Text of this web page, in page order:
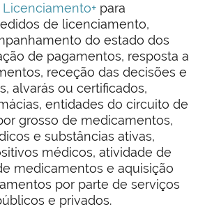
Licenciamento+ para
de licenciamento,
do estado dos
de pagamentos, resposta a
receção das decisões e
alvarás ou certificados,
entidades do circuito de
grosso de medicamentos,
e substâncias ativas,
médicos, atividade de
medicamentos e aquisição
por parte de serviços
e privados.